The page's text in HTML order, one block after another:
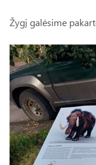
Žygį galėsime